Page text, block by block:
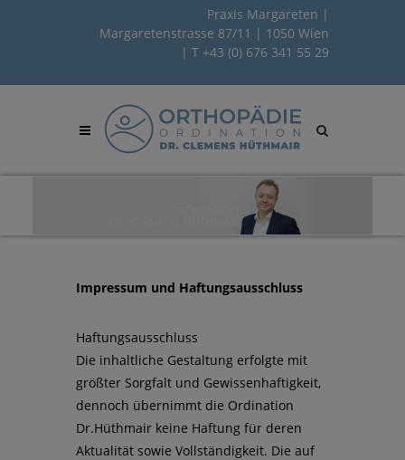
Praxis Margareten |
Margaretenstrasse 87/11 | 1050 Wien
| T +43 (0) 676 341 55 29
Site
Impressum und Haftungsausschluss
Haftungsausschluss
Die inhaltliche Gestaltung erfolgte mit
größter Sorgfalt und Gewissenhaftigkeit,
dennoch übernimmt die Ordination
Dr.Hüthmair keine Haftung für deren
Aktualität sowie Vollständigkeit. Die auf